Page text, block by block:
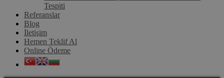
Tespiti
Referanslar
Blog
İletişim
Hemen Teklif Al
Online Ödeme